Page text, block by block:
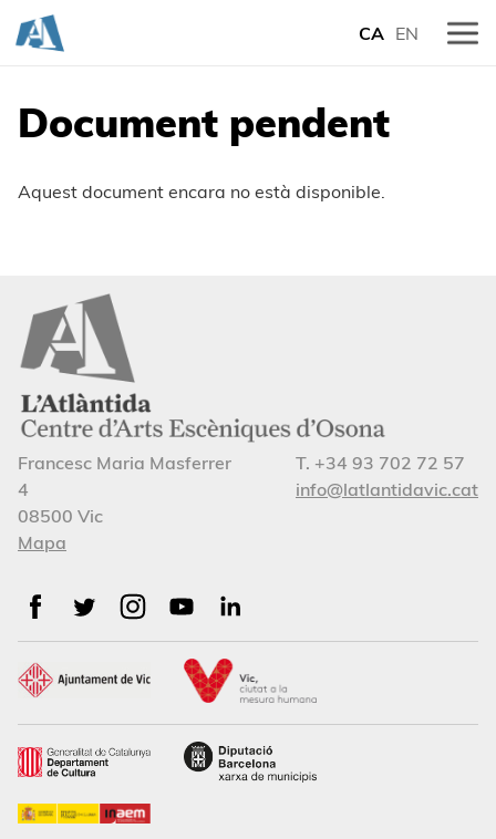
CA EN
Document pendent
Aquest document encara no està disponible.
Francesc Maria Masferrer
4
08500 Vic
Mapa
T. +34 93 702 72 57
info@latlantidavic.cat